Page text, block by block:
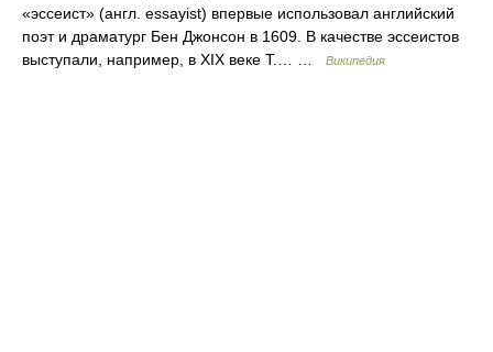
«эссеист» (англ. essayist) впервые использовал английский
поэт и драматург Бен Джонсон в 1609. В качестве эссеистов
выступали, например, в XIX веке Т.… …
Википедия